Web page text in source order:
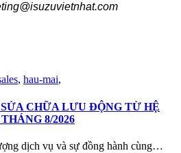
, hau-mai,
CHỮA LƯU ĐỘNG TỪ HỆ
8/2026
dịch vụ và sự đồng hành cùng…